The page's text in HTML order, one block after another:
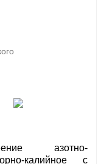
азотно-
калийное с